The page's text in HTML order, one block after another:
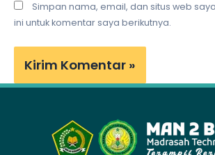
Simpan nama, email, dan situs web
ini untuk komentar saya berikutnya.